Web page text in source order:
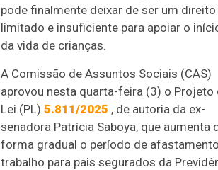
pode finalmente deixar de ser um direito
limitado e insuficiente para apoiar o
da vida de crianças.
A Comissão de Assuntos Sociais (CAS)
aprovou nesta quarta-feira (3) o Projeto
Lei (PL) 5.811/2025 , de autoria da ex-
senadora Patrícia Saboya, que aumenta
forma gradual o período de
trabalho para pais segurados da